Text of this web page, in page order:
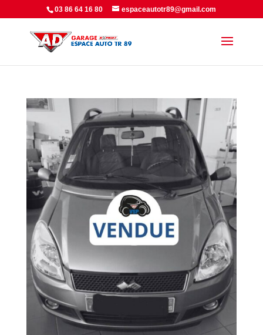
Panneau de gestion des cookies
03 86 64 16 80 espaceautotr89@gmail.com